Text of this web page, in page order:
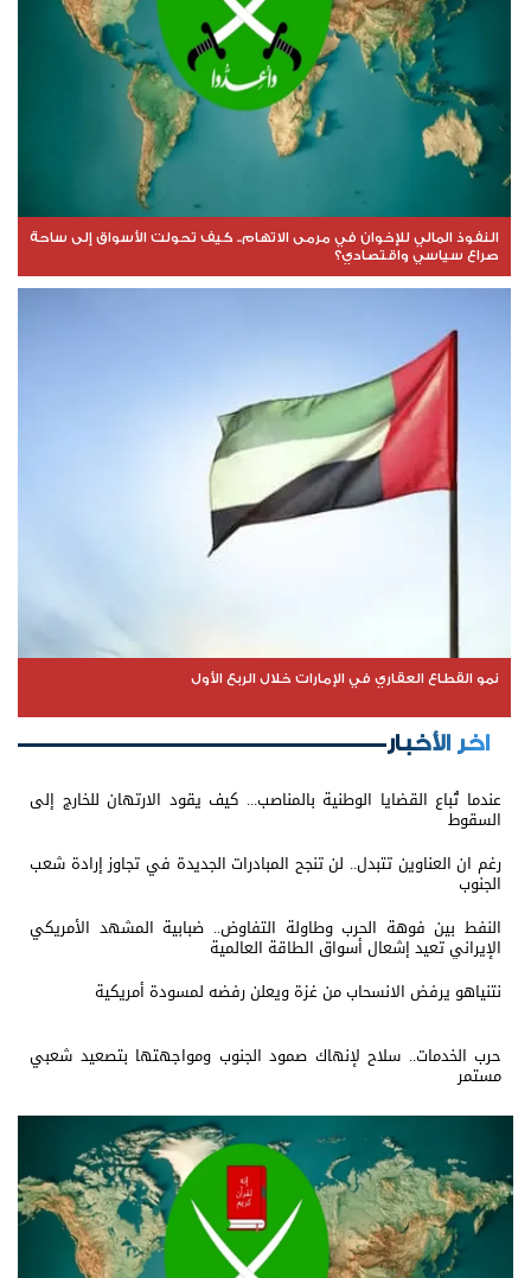
النفوذ المالي للإخوان في مرمى الاتهام.. كيف تحولت الأسواق إلى ساحة
صراع سياسي واقتصادي؟
نمو القطاع العقاري في الإمارات خلال الربع الأول
اخر الأخبار
عندما تُباع القضايا الوطنية بالمناصب... كيف يقود الارتهان للخارج إلى
السقوط
رغم ان العناوين تتبدل.. لن تنجح المبادرات الجديدة في تجاوز إرادة شعب
الجنوب
النفط بين فوهة الحرب وطاولة التفاوض.. ضبابية المشهد الأمريكي
الإيراني تعيد إشعال أسواق الطاقة العالمية
نتنياهو يرفض الانسحاب من غزة ويعلن رفضه لمسودة أمريكية
حرب الخدمات.. سلاح لإنهاك صمود الجنوب ومواجهتها بتصعيد شعبي
مستمر